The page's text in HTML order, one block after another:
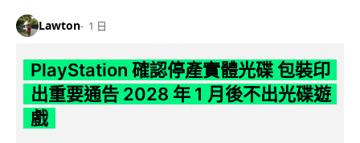
Lawton 1 日
PlayStation 確認停產實體光碟 包裝印
出重要通告 2028 年 1 月後不出光碟遊
戲